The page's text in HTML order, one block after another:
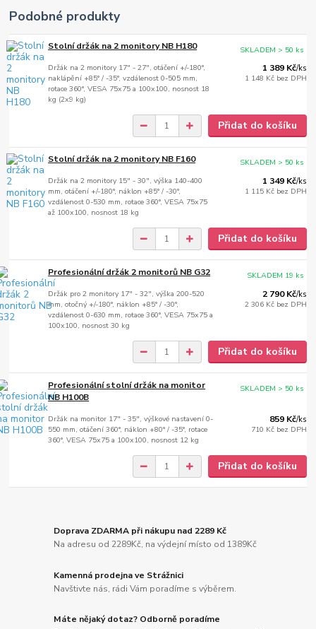
Podobné produkty
Stolní držák na 2 monitory NB H180
Držák na 2 monitory 17" - 27", otáčení +/-180°,
naklápění +85° / -35°, vzdálenost 0-505 mm,
rotace 360°, VESA 75x75 a 100x100, nosnost 18
kg (2x9 kg)
1 389 Kč/ks
1 148 Kč bez DPH
SKLADEM > 50 ks
Přidat do košíku
Stolní držák na 2 monitory NB F160
Držák na 2 monitory 15" - 30", výška 140-400
mm, otáčení +/-180°, náklon +85° / -30°,
vzdálenost 0-530 mm, rotace 360°, VESA 75x75
až 100x100, nosnost 18 kg
1 349 Kč/ks
1 115 Kč bez DPH
SKLADEM > 50 ks
Přidat do košíku
Profesionální držák 2 monitorů NB G32
Držák pro 2 monitory 17" - 32", výška 200-520
mm, otočný +/-180°, náklon +85° / -30°,
vzdálenost 0-630 mm, rotace 360°, VESA 75x75 a
100x100, nosnost 30 kg
2 790 Kč/ks
2 306 Kč bez DPH
SKLADEM 19 ks
Přidat do košíku
Profesionální stolní držák na monitor
NB H100B
Držák na monitor 17" - 35", výškové nastavení 0-
550 mm, otáčení 360°, náklon +80° / -35°, rotace
360°, VESA 75x75 a 100x100, nosnost 12 kg
859 Kč/ks
710 Kč bez DPH
SKLADEM > 50 ks
Přidat do košíku
Doprava ZDARMA při nákupu nad 2289 Kč
Na adresu od 2289Kč, na výdejní místo od 1389Kč
Kamenná prodejna ve Strážnici
Navštivte nás, rádi Vám poradíme s výběrem.
Máte nějaký dotaz? Odborně poradíme